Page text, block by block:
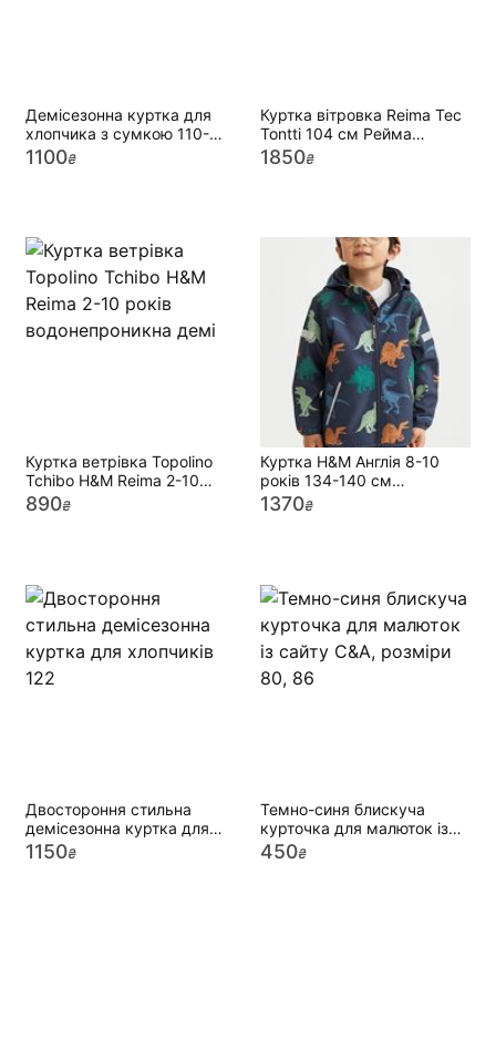
Демісезонна куртка для
хлопчика з сумкою 110-
128
1100₴
Куртка вітровка Reima Tec
Tontti 104 см Рейма
водонепроникна
демісезонна
1850₴
Куртка ветрівка Topolino
Tchibo H&M Reima 2-10
років водонепроникна демі
890₴
Куртка H&M Англія 8-10
років 134-140 см
демісезон софтшел на флісі
1370₴
Двостороння стильна
демісезонна куртка для
хлопчиків 122
1150₴
Темно-синя блискуча
курточка для малюток із
сайту C&A, розміри 80, 86
450₴